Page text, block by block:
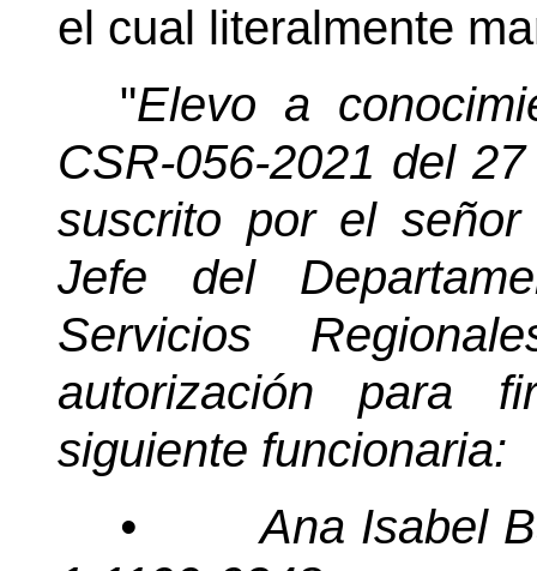
el cual literalmente
"Elevo a
CSR-056-2021 del
suscrito por el
Jefe del
Servicios
autorización para
siguiente funcionaria:
•
Ana Isabel